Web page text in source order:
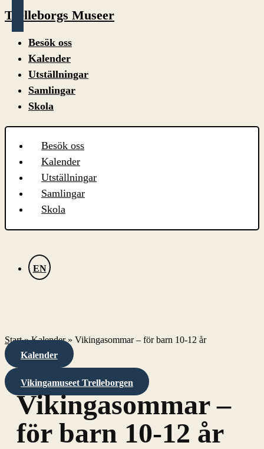
Trelleborgs Museer
Besök oss
Kalender
Utställningar
Samlingar
Skola
Besök oss
Kalender
Utställningar
Samlingar
Skola
EN
Start»Kalender» Vikingasommar – för barn 10-12 år
Kalender
Vikingamuseet Trelleborgen
Vikingasommar –
för barn 10-12 år